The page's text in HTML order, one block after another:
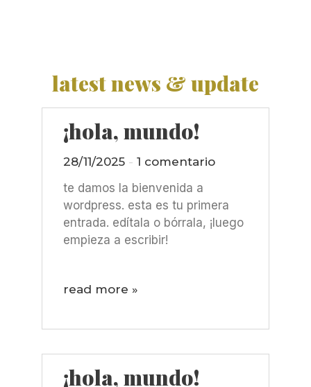
latest news & update
¡hola, mundo!
28/11/2025
1 comentario
te damos la bienvenida a
wordpress. esta es tu primera
entrada. edítala o bórrala, ¡luego
empieza a escribir!
read more »
¡hola, mundo!